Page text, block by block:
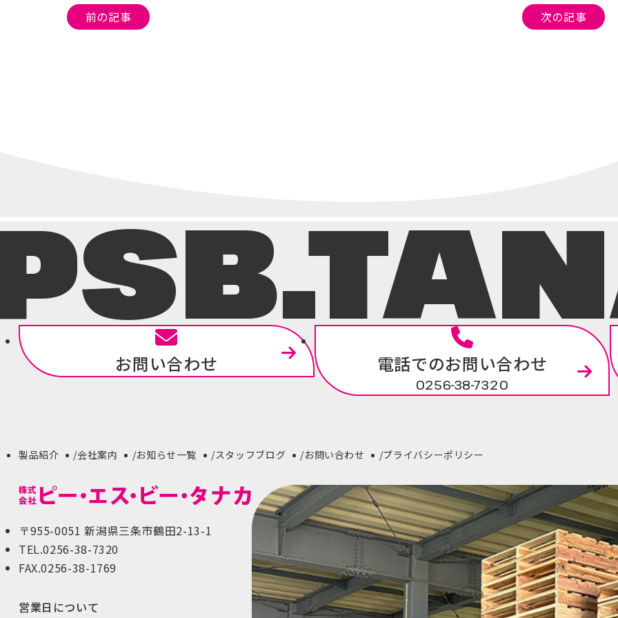
投
稿
前の記事 次の記事
お問い合わせ 電話でのお問い合わせ
0256-38-7320
製品紹介 会社案内 お知らせ一覧 スタッフブログ お問い合わせ プライバシーポリシー
〒955-0051 新潟県三条市鶴田2-13-1
TEL.0256-38-7320
FAX.0256-38-1769
営業日について